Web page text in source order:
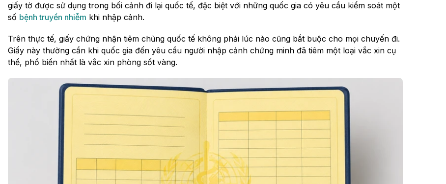
giấy tờ được sử dụng trong bối cảnh đi lại quốc tế, đặc biệt với những quốc gia có yêu cầu kiểm soát một
số bệnh truyền nhiễm khi nhập cảnh.
Trên thực tế, giấy chứng nhận tiêm chủng quốc tế không phải lúc nào cũng bắt buộc cho mọi chuyến đi.
Giấy này thường cần khi quốc gia đến yêu cầu người nhập cảnh chứng minh đã tiêm một loại vắc xin cụ
thể, phổ biến nhất là vắc xin phòng sốt vàng.